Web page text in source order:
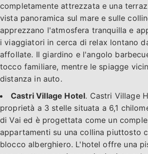
completamente attrezzata e una
vista panoramica sul mare e sulle
apprezzano l'atmosfera tranquilla e
i viaggiatori in cerca di relax lontano
affollate. Il giardino e l'angolo
tocco familiare, mentre le spiagge
distanza in auto.
Castri Village Hotel. Castri Village
proprietà a 3 stelle situata a 6,1
di Vai ed è progettata come un
appartamenti su una collina piuttosto
blocco alberghiero. L'hotel offre una